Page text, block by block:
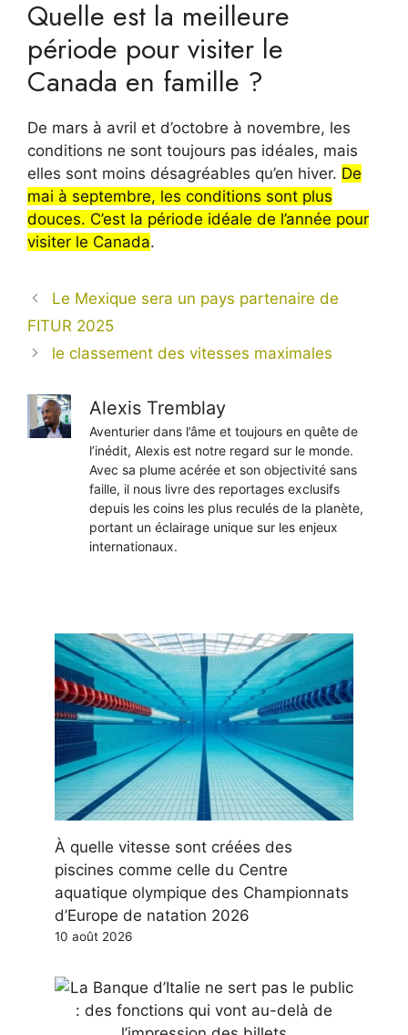
Quelle est la meilleure
période pour visiter le
Canada en famille ?
De mars à avril et d’octobre à novembre, les
conditions ne sont toujours pas idéales, mais
elles sont moins désagréables qu’en hiver. De
mai à septembre, les conditions sont plus
douces. C’est la période idéale de l’année pour
visiter le Canada.
Le Mexique sera un pays partenaire de
FITUR 2025
le classement des vitesses maximales
Alexis Tremblay
Aventurier dans l’âme et toujours en quête de
l’inédit, Alexis est notre regard sur le monde.
Avec sa plume acérée et son objectivité sans
faille, il nous livre des reportages exclusifs
depuis les coins les plus reculés de la planète,
portant un éclairage unique sur les enjeux
internationaux.
À quelle vitesse sont créées des
piscines comme celle du Centre
aquatique olympique des Championnats
d’Europe de natation 2026
10 août 2026